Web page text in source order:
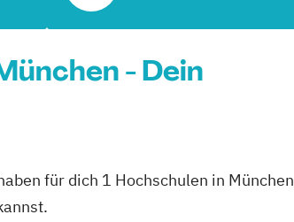
- Dein
für dich 1 Hochschulen in München